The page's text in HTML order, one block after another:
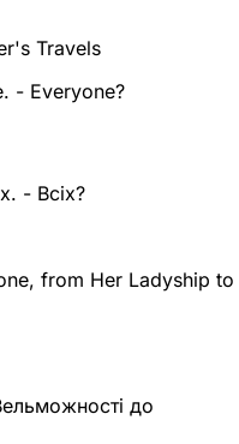
Travels
- Everyone?
- Всіх?
from Her Ladyship to
до